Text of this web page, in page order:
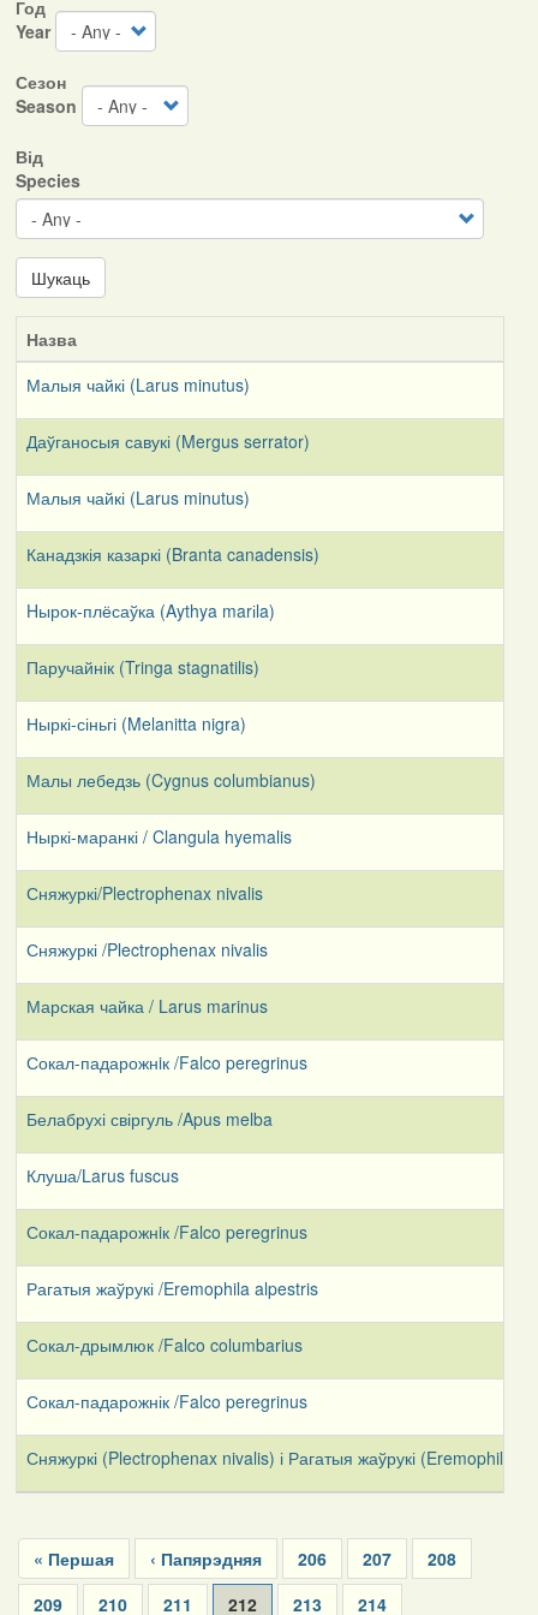
Год
Year
Сезон
Season
Від
Species
Шукаць
Назва
Малыя чайкі (Larus minutus)
Даўганосыя савукі (Mergus serrator)
Малыя чайкі (Larus minutus)
Канадзкія казаркі (Branta canadensis)
Hырок-плёсаўка (Aythya marіla)
Паручайнік (Tringa stagnatilis)
Ныркі-сіньгі (Melanitta nigra)
Малы лебедзь (Cygnus columbianus)
Ныркі-маранкі / Clangula hyemalis
Сняжуркі/Plectrophenax nivalis
Сняжуркі /Plectrophenax nivalis
Марская чайка / Larus marinus
Сокал-падарожнiк /Falco peregrinus
Белабрухі свіргуль /Apus melba
Клуша/Larus fuscus
Сокал-падарожнiк /Falco peregrinus
Рагатыя жаўрукі /Eremophila alpestris
Сокал-дрымлюк /Falco columbarius
Сокал-падарожнік /Falco peregrinus
Сняжуркі (Plectrophenax nivalis) і Рагатыя жаўрукі (Eremophila
Pagination
First
page
« Першая
Previous
page
‹ Папярэдняя Page
206 Page
207 Page
208
Page
209 Page
210 Page
211
Current
212 Page
213 Page
214